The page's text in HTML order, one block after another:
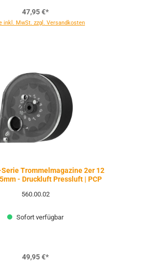
47,95 €*
inkl. MwSt. zzgl. Versandkosten
Serie Trommelmagazine 2er 12
- Druckluft Pressluft | PCP
560.00.02
Sofort verfügbar
49,95 €*